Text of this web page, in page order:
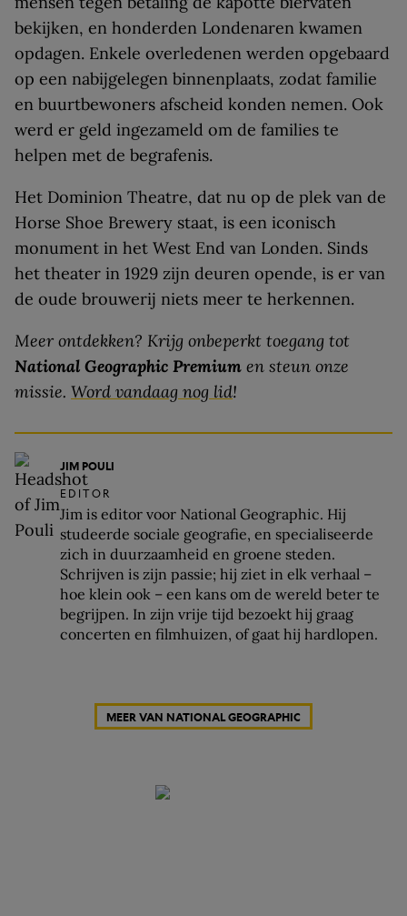
bekijken, en honderden Londenaren kwamen
opdagen. Enkele overledenen werden opgebaard
op een nabijgelegen binnenplaats, zodat familie
en buurtbewoners afscheid konden nemen. Ook
werd er geld ingezameld om de families te
helpen met de begrafenis.
Het Dominion Theatre, dat nu op de plek van de
Horse Shoe Brewery staat, is een iconisch
monument in het West End van Londen. Sinds
het theater in 1929 zijn deuren opende, is er van
de oude brouwerij niets meer te herkennen.
Meer ontdekken? Krijg onbeperkt toegang tot
National Geographic Premium en steun onze
missie. Word vandaag nog lid!
JIM POULI
EDITOR
Jim is editor voor National Geographic. Hij
studeerde sociale geografie, en specialiseerde
zich in duurzaamheid en groene steden.
Schrijven is zijn passie; hij ziet in elk verhaal –
hoe klein ook – een kans om de wereld beter te
begrijpen. In zijn vrije tijd bezoekt hij graag
concerten en filmhuizen, of gaat hij hardlopen.
MEER VAN NATIONAL GEOGRAPHIC